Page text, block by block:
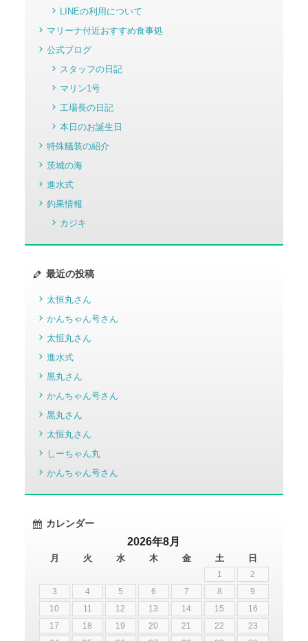
LINEの利用について
マリーナ付近おすすめ食事処
公式ブログ
スタッフの日記
マリン1号
工場長の日記
本日のお誕生日
特殊艤装の紹介
茨城の海
進水式
釣果情報
カジキ
最近の投稿
太恒丸さん
かんちゃん号さん
太恒丸さん
進水式
黒丸さん
かんちゃん号さん
黒丸さん
太恒丸さん
しーちゃん丸
かんちゃん号さん
カレンダー
2026年8月
月 火 水 木 金 土 日
1
2
3
4 5 6 7 8
9
10
11 12 13 14 15
16
17
18 19 20 21 22
23